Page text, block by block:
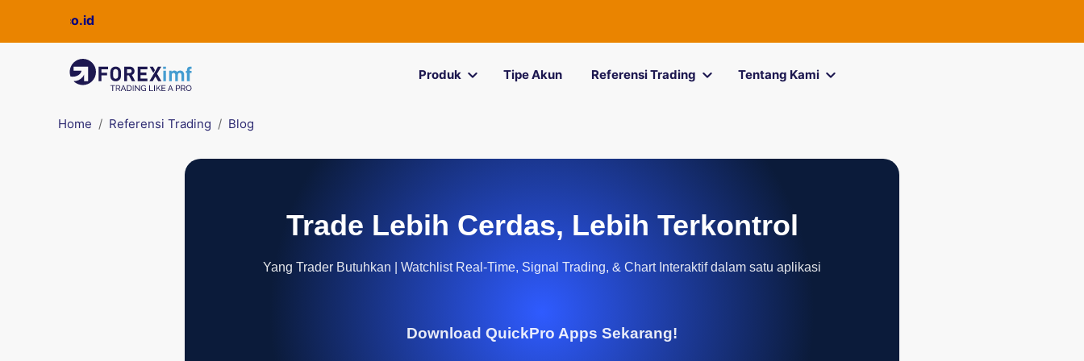
Produk Tipe Akun Referensi Trading Tentang Kami
Home Referensi Trading Blog
Trade Lebih Cerdas, Lebih Terkontrol
Yang Trader Butuhkan | Watchlist Real-Time, Signal Trading, & Chart Interaktif dalam satu aplikasi
Download QuickPro Apps Sekarang!